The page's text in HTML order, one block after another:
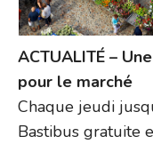
ACTUALITÉ –
pour le marché
Chaque jeudi
Bastibus gratuite